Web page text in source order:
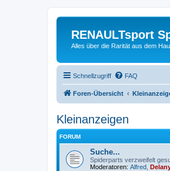
RENAULTsport
Alles über die Rarität aus dem
Schnellzugriff FAQ
Foren-Übersicht
Kleinanzeigen
FORUM
Suche...
Spiderparts verzweifelt
Moderatoren: Alfred